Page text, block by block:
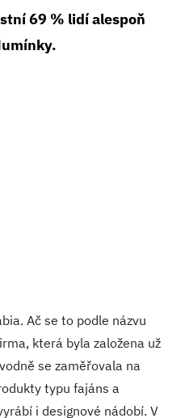
69 % lidí alespoň
Ač se to podle názvu
která byla založena už
se zaměřovala na
typu fajáns a
i designové nádobí. V